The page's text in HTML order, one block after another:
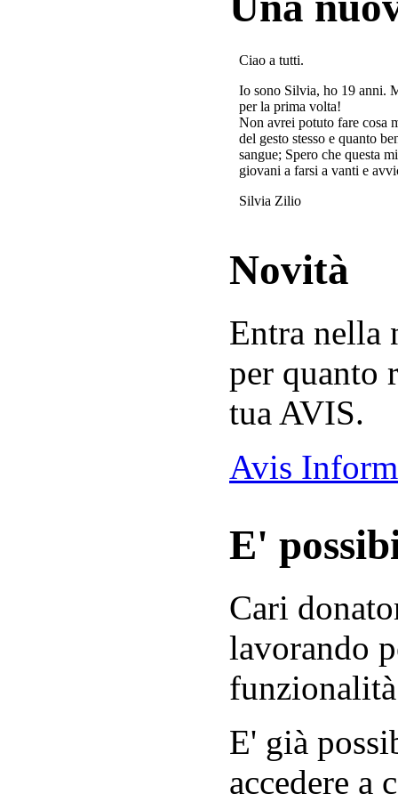
Ciao a tutti.
Io sono Silvia, ho 19 anni.
per la prima volta!
Non avrei potuto fare cosa
del gesto stesso e quanto
sangue; Spero che questa
giovani a farsi a vanti e
Silvia Zilio
Novità
Entra nella
per quanto
tua AVIS.
Avis
E'
Cari
lavorando
E' già
accedere a